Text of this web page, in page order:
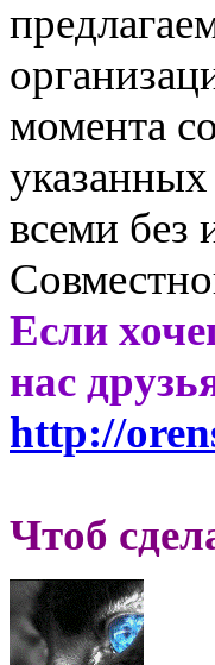
момента
всеми без
Если
нас
http://
Чтоб